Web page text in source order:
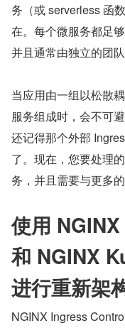
务（或 serverless 函
在。每个微服务都足
并且通常由独立的团队
当应用由一组以松散
服务组成时，会不可
还记得那个外部
了。现在，您要处理
务，并且需要与更多的
使用
和 NGINX
进行重新架
NGINX Ingress